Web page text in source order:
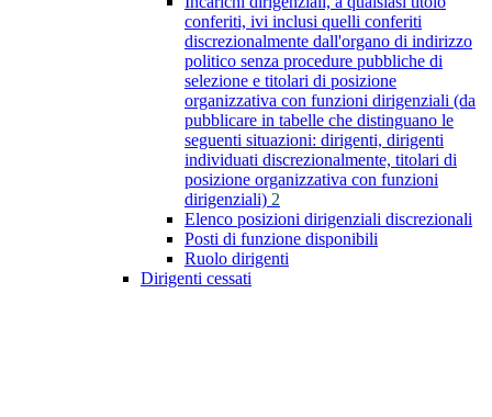
conferiti, ivi inclusi quelli conferiti
discrezionalmente dall'organo di indirizzo
politico senza procedure pubbliche di
selezione e titolari di posizione
organizzativa con funzioni dirigenziali (da
pubblicare in tabelle che distinguano le
seguenti situazioni: dirigenti, dirigenti
individuati discrezionalmente, titolari di
posizione organizzativa con funzioni
dirigenziali) 2
Elenco posizioni dirigenziali discrezionali
Posti di funzione disponibili
Ruolo dirigenti
Dirigenti cessati